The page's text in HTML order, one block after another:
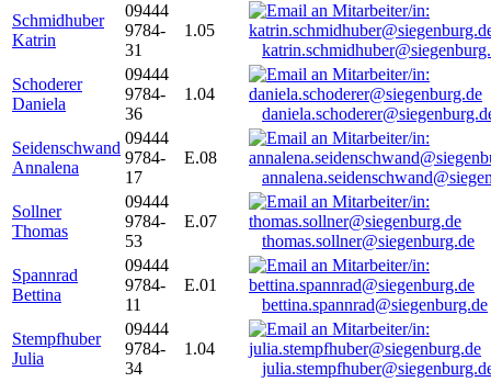
Schmidhuber
Katrin
09444
9784-
31
1.05
Schoderer
Daniela
09444
9784-
36
1.04
Seidenschwand
Annalena
09444
9784-
17
E.08
Sollner
Thomas
09444
9784-
53
E.07
thomas.sollner@siegenburg.de
Spannrad
Bettina
09444
9784-
11
E.01
bettina.spannrad@siegenburg.de
Stempfhuber
Julia
09444
9784-
34
1.04